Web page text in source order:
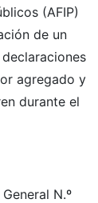
(AFIP)
de un
agregado y
durante el
N.º